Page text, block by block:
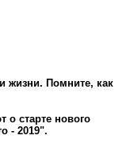
жизни. Помните, как
старте нового
- 2019".